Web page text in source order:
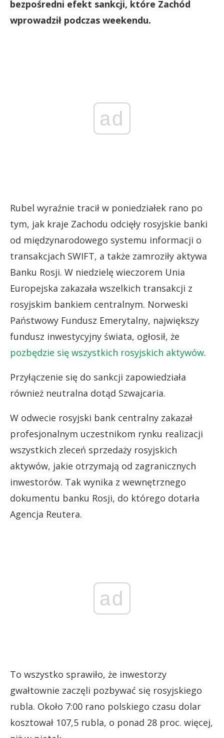
bezpośredni efekt sankcji, które Zachód
wprowadził podczas weekendu.
ad
Rubel wyraźnie tracił w poniedziałek rano po
tym, jak kraje Zachodu odcięły rosyjskie banki
od międzynarodowego systemu informacji o
transakcjach SWIFT, a także zamroziły aktywa
Banku Rosji. W niedzielę wieczorem Unia
Europejska zakazała wszelkich transakcji z
rosyjskim bankiem centralnym. Norweski
Państwowy Fundusz Emerytalny, największy
fundusz inwestycyjny świata, ogłosił, że
pozbędzie się wszystkich rosyjskich aktywów.
Przyłączenie się do sankcji zapowiedziała
również neutralna dotąd Szwajcaria.
W odwecie rosyjski bank centralny zakazał
profesjonalnym uczestnikom rynku realizacji
wszystkich zleceń sprzedaży rosyjskich
aktywów, jakie otrzymają od zagranicznych
inwestorów. Tak wynika z wewnętrznego
dokumentu banku Rosji, do którego dotarła
Agencja Reutera.
ad
To wszystko sprawiło, że inwestorzy
gwałtownie zaczęli pozbywać się rosyjskiego
rubla. Około 7:00 rano polskiego czasu dolar
kosztował 107,5 rubla, o ponad 28 proc. więcej,